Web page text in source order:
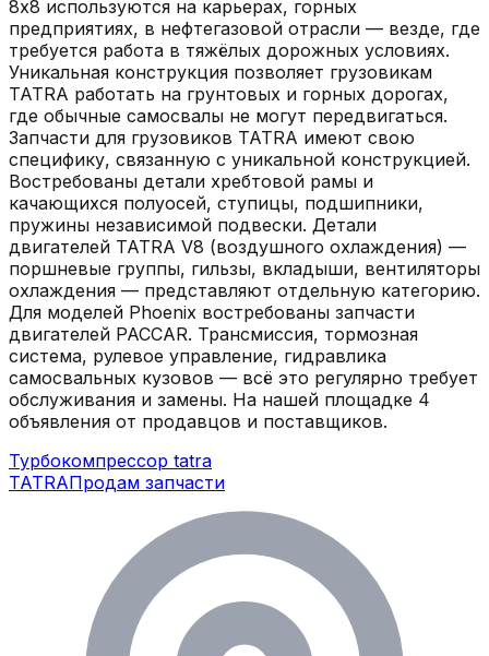
8x8 используются на карьерах, горных
предприятиях, в нефтегазовой отрасли — везде, где
требуется работа в тяжёлых дорожных условиях.
Уникальная конструкция позволяет грузовикам
TATRA работать на грунтовых и горных дорогах,
где обычные самосвалы не могут передвигаться.
Запчасти для грузовиков TATRA имеют свою
специфику, связанную с уникальной конструкцией.
Востребованы детали хребтовой рамы и
качающихся полуосей, ступицы, подшипники,
пружины независимой подвески. Детали
двигателей TATRA V8 (воздушного охлаждения) —
поршневые группы, гильзы, вкладыши, вентиляторы
охлаждения — представляют отдельную категорию.
Для моделей Phoenix востребованы запчасти
двигателей PACCAR. Трансмиссия, тормозная
система, рулевое управление, гидравлика
самосвальных кузовов — всё это регулярно требует
обслуживания и замены. На нашей площадке 4
объявления от продавцов и поставщиков.
Турбокомпрессор tatra
TATRAПродам запчасти